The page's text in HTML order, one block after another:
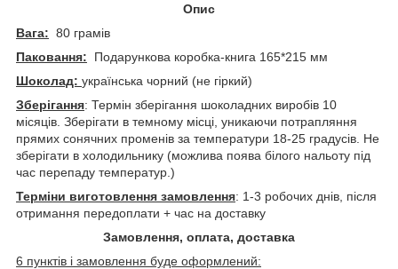
Опис
Вага: 80 грамів
Паковання: Подарункова коробка-книга 165*215 мм
Шоколад: українська чорний (не гіркий)
Зберігання: Термін зберігання шоколадних виробів 10
місяців. Зберігати в темному місці, уникаючи потрапляння
прямих сонячних променів за температури 18-25 градусів. Не
зберігати в холодильнику (можлива поява білого нальоту під
час перепаду температур.)
Терміни виготовлення замовлення: 1-3 робочих днів, після
отримання передоплати + час на доставку
Замовлення, оплата, доставка
6 пунктів і замовлення буде оформлений: